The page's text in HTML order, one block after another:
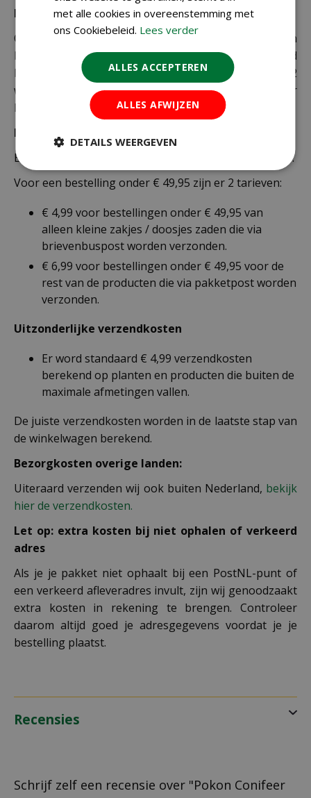
Bezorging:
Om uw bestelling goed en veilig bij u thuis te laten
bezorgen maken wij gebruik van PostNL. De levertijd
bedraagt doorgaans tussen de 1 en 2
werkdagen. Deze bezorgtijd geldt zowel voor
Nederland als België.
Bezorgkosten Nederland:
Bestellingen van € 49,95 of meer verzenden wij gratis.
Voor een bestelling onder € 49,95 zijn er 2 tarieven:
€ 4,99 voor bestellingen onder € 49,95 van
alleen kleine zakjes / doosjes zaden die via
brievenbuspost worden verzonden.
€ 6,99 voor bestellingen onder € 49,95 voor de
rest van de producten die via pakketpost worden
verzonden.
Uitzonderlijke verzendkosten
Er word standaard € 4,99 verzendkosten
berekend op planten en producten die buiten de
maximale afmetingen vallen.
De juiste verzendkosten worden in de laatste stap van
de winkelwagen berekend.
Bezorgkosten overige landen:
Uiteraard verzenden wij ook buiten Nederland, bekijk
hier de verzendkosten.
Let op: extra kosten bij niet ophalen of verkeerd
adres
Als je je pakket niet ophaalt bij een PostNL-punt of
een verkeerd afleveradres invult, zijn wij genoodzaakt
extra kosten in rekening te brengen. Controleer
daarom altijd goed je adresgegevens voordat je je
bestelling plaatst.
Recensies
Schrijf zelf een recensie over "Pokon Conifeer
met alle cookies in overeenstemming met
ons Cookiebeleid. Lees verder
ALLES ACCEPTEREN
ALLES AFWIJZEN
DETAILS WEERGEVEN